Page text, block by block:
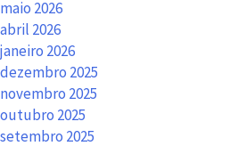
maio 2026
abril 2026
janeiro 2026
dezembro 2025
novembro 2025
outubro 2025
setembro 2025